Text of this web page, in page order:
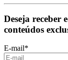
Deseja receber
conteúdos
E-mail*